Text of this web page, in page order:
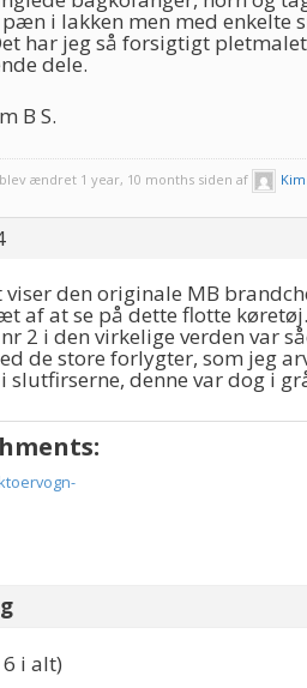
i lakken men med enkelte
har jeg så forsigtigt
dele.
B S.
ændret 1 year, 10 months siden af
viser den originale MB
af at se på dette flotte køretøj.
2 i den virkelige verden var
de store forlygter, som jeg
slutfirserne, denne var dog i
i alt)